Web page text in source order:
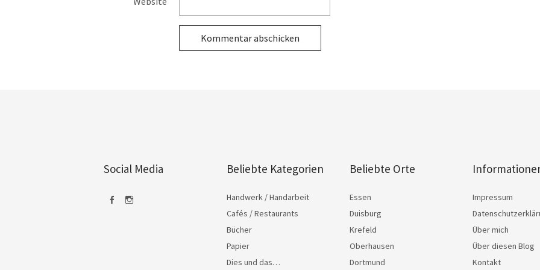
Social Media Beliebte Kategorien
Handwerk / Handarbeit
Cafés / Restaurants
Bücher
Papier
Dies und das…
Beliebte Orte
Essen
Duisburg
Krefeld
Oberhausen
Dortmund
Impressum
Über mich
Über diesen Blog
Kontakt